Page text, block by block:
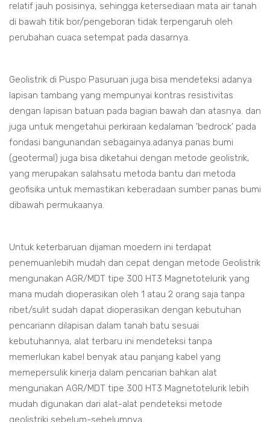
relatif jauh posisinya, sehingga ketersediaan mata air tanah
di bawah titik bor/pengeboran tidak terpengaruh oleh
perubahan cuaca setempat pada dasarnya.
Geolistrik di Puspo Pasuruan juga bisa mendeteksi adanya
lapisan tambang yang mempunyai kontras resistivitas
dengan lapisan batuan pada bagian bawah dan atasnya. dan
juga untuk mengetahui perkiraan kedalaman 'bedrock' pada
fondasi bangunandan sebagainya.adanya panas bumi
(geotermal) juga bisa diketahui dengan metode geolistrik,
yang merupakan salahsatu metoda bantu dari metoda
geofisika untuk memastikan keberadaan sumber panas bumi
dibawah permukaanya.
Untuk keterbaruan dijaman moedern ini terdapat
penemuanlebih mudah dan cepat dengan metode Geolistrik
mengunakan AGR/MDT tipe 300 HT3 Magnetotelurik yang
mana mudah dioperasikan oleh 1 atau 2 orang saja tanpa
ribet/sulit sudah dapat dioperasikan dengan kebutuhan
pencariann dilapisan dalam tanah batu sesuai
kebutuhannya, alat terbaru ini mendeteksi tanpa
memerlukan kabel benyak atau panjang kabel yang
memepersulik kinerja dalam pencarian bahkan alat
mengunakan AGR/MDT tipe 300 HT3 Magnetotelurik lebih
mudah digunakan dari alat-alat pendeteksi metode
geolistriki sebelum-sebelumnya.